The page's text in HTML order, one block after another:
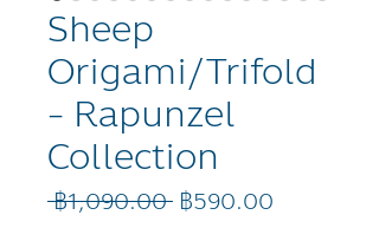
Sheep
Origami/Trifold
- Rapunzel
Collection
฿1,090.00 ราคา
฿590.00